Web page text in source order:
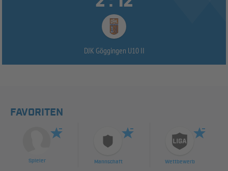
DJK Göggingen U10 II
FAVORITEN
Spieler Mannschaft Wettbewerb